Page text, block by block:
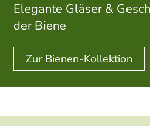
Elegante Gläser &
der Biene
Zur Bienen-Kollektion